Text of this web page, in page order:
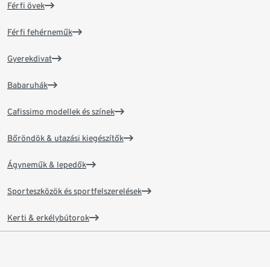
Férfi övek
Férfi fehérneműk
Gyerekdivat
Babaruhák
Cafissimo modellek és színek
Bőröndök & utazási kiegészítők
Ágyneműk & lepedők
Sporteszközök és sportfelszerelések
Kerti & erkélybútorok